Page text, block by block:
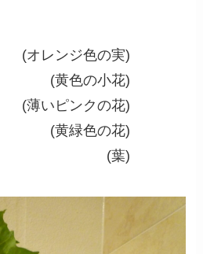
ンジ色の実)
(黄色の小花)
薄いピンクの花)
緑色の花)
ナ (葉)